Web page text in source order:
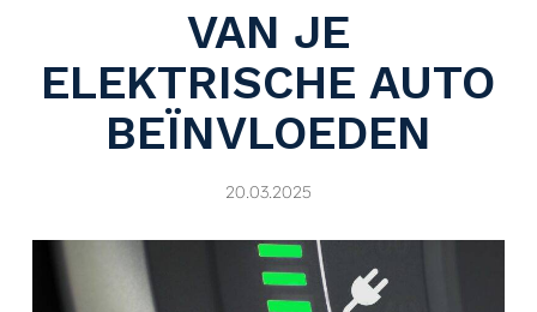
VAN JE
ELEKTRISCHE AUTO
BEÏNVLOEDEN
20.03.2025